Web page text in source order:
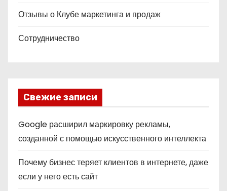
Отзывы о Клубе маркетинга и продаж
Сотрудничество
Свежие записи
Google расширил маркировку рекламы,
созданной с помощью искусственного интеллекта
Почему бизнес теряет клиентов в интернете, даже
если у него есть сайт